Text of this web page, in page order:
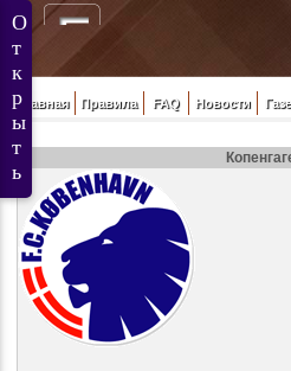
Главная Правила FAQ Новости